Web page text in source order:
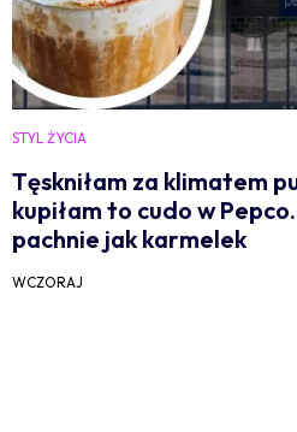
STYL ŻYCIA
Tęskniłam za klimatem
kupiłam to cudo w
pachnie jak karmelek
WCZORAJ